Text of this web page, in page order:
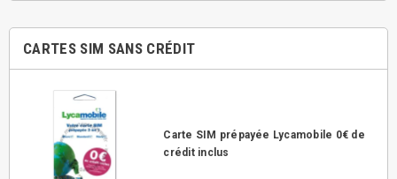
CARTES SIM SANS CRÉDIT
Carte SIM prépayée Lycamobile 0€ de
crédit inclus